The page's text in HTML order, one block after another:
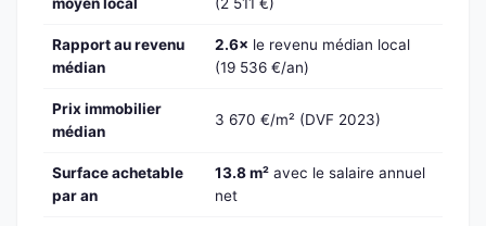
Rapport au revenu
médian
2.6× le revenu médian local
(19 536 €/an)
Prix immobilier
médian
3 670 €/m² (DVF 2023)
Surface achetable
par an
13.8 m² avec le salaire annuel
net